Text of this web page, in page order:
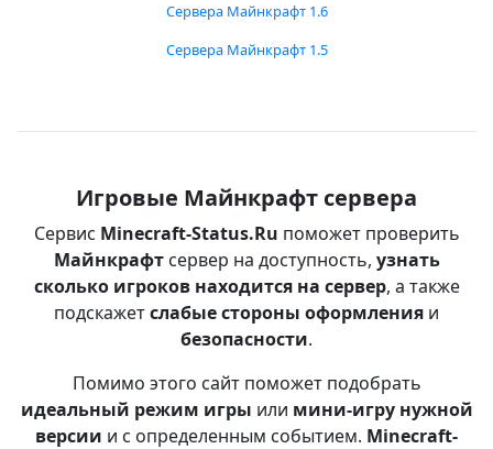
Сервера Майнкрафт 1.6
Сервера Майнкрафт 1.5
Игровые Майнкрафт сервера
Сервис Minecraft-Status.Ru поможет проверить
Майнкрафтсервер на доступность, узнать
сколько игроков находится на сервер, а также
подскажетслабые стороны оформления и
безопасности.
Помимо этого сайт поможет подобрать
идеальный режим игры или мини-игру нужной
версии и с определенным событием. Minecraft-